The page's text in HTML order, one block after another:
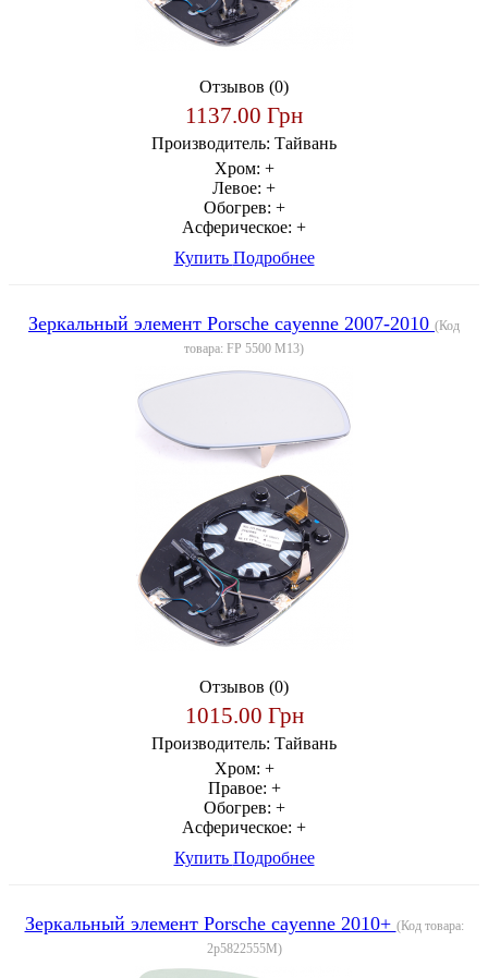
Отзывов (0)
1137.00 Грн
Производитель: Тайвань
Хром: +
Левое: +
Обогрев: +
Асферическое: +
Купить Подробнее
Зеркальный элемент Porsche cayenne 2007-2010 (Код
товара: FP 5500 M13)
Отзывов (0)
1015.00 Грн
Производитель: Тайвань
Хром: +
Правое: +
Обогрев: +
Асферическое: +
Купить Подробнее
Зеркальный элемент Porsche cayenne 2010+ (Код товара:
2p5822555M)